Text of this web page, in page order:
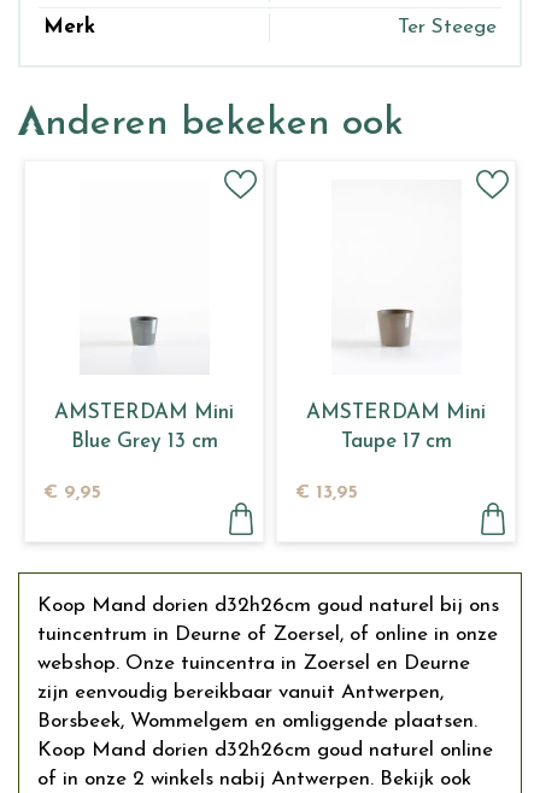
Merk
Ter Steege
Anderen bekeken ook
AMSTERDAM Mini
Blue Grey 13 cm
€ 9,95
AMSTERDAM Mini
Taupe 17 cm
€ 13,95
Koop Mand dorien d32h26cm goud naturel bij ons
tuincentrum in Deurne of Zoersel, of online in onze
webshop. Onze tuincentra in Zoersel en Deurne
zijn eenvoudig bereikbaar vanuit Antwerpen,
Borsbeek, Wommelgem en omliggende plaatsen.
Koop Mand dorien d32h26cm goud naturel online
of in onze 2 winkels nabij Antwerpen. Bekijk ook